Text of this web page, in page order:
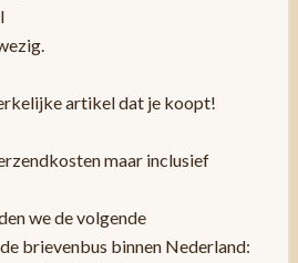
artikel dat je koopt!
maar inclusief
we de volgende
brievenbus binnen Nederland: